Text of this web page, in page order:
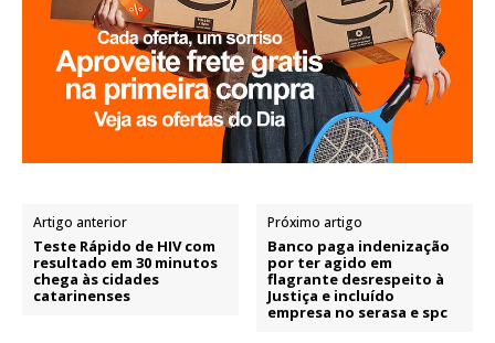
Artigo anterior
Teste Rápido de HIV com
resultado em 30 minutos
chega às cidades
catarinenses
Próximo artigo
Banco paga indenização
por ter agido em
flagrante desrespeito à
Justiça e incluído
empresa no serasa e spc